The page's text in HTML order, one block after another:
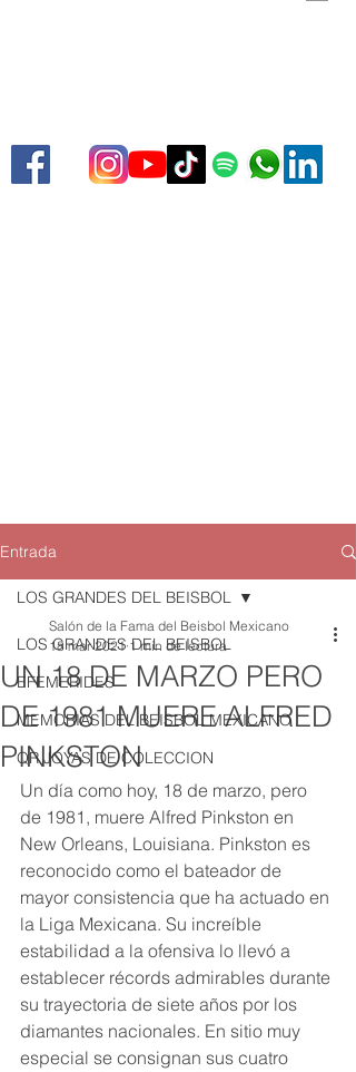
Entrada
LOS GRANDES DEL BEISBOL
EFEMERIDES
MEMORIAS DEL BEISBOL MEXICANO
QR JOYAS DE COLECCION
LOS GRANDES DEL BEISBOL
UN 18 DE MARZO PERO
DE 1981 MUERE ALFRED
PINKSTON
Salón de la Fama del Beisbol Mexicano
18 mar 2021 1 min de lectura
Un día como hoy, 18 de marzo, pero
de 1981, muere Alfred Pinkston en
New Orleans, Louisiana. Pinkston es
reconocido como el bateador de
mayor consistencia que ha actuado en
la Liga Mexicana. Su increíble
estabilidad a la ofensiva lo llevó a
establecer récords admirables durante
su trayectoria de siete años por los
diamantes nacionales. En sitio muy
especial se consignan sus cuatro